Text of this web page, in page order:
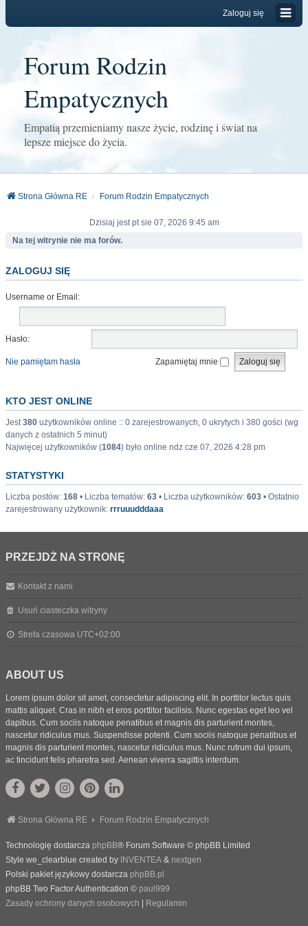
Zaloguj się
Forum Rodzin
Empatycznych
Empatią przemieniamy nasze życie, rodzinę i świat na
lepsze miejsce do życia.
Strona Główna RE Forum Rodzin Empatycznych
Dzisiaj jest pt sie 07, 2026 9:45 am
Na tej witrynie nie ma forów.
ZALOGUJ SIĘ
Username or Email:
Hasło:
Nie pamiętam hasła Zapamiętaj mnie
KTO JEST ONLINE
Jest380 użytkowników online :: 0 zarejestrowanych, 0 ukrytych i 380 gości (wg
danych z ostatnich 5 minut)
Najwięcej użytkowników (1084) było online ndz cze 07, 2026 4:28 pm
STATYSTYKI
Liczba postów: 168 • Liczba tematów: 63 • Liczba użytkowników: 603 • Ostatnio
zarejestrowany użytkownik: rrruuudddaaa
PRZEJDŹ NA STRONĘ
Kontakt z nami
Usuń ciasteczka witryny
Strefa czasowa UTC+02:00
ABOUT US
Lorem ipsum dolor sit amet, consectetur adipiscing elit. In porttitor lectus quis
mattis aliquet. Cras in nibh et eros porttitor facilisis. Nunc egestas eget leo vel
dapibus. Cum sociis natoque penatibus et magnis dis parturient montes,
nascetur ridiculus mus. Suspendisse potenti. Cum sociis natoque penatibus et
magnis dis parturient montes, nascetur ridiculus mus. Nunc rutrum dui ipsum,
ac tincidunt felis pharetra sed. Aenean viverra sagittis interdum.
Strona Główna RE Forum Rodzin Empatycznych
Technologię dostarcza phpBB® Forum Software © phpBB Limited
Style we_clearblue created by INVENTEA & nextgen
Polski pakiet językowy dostarcza phpBB.pl
phpBB Two Factor Authentication © paul999
Zasady ochrony danych osobowych
Regulamin